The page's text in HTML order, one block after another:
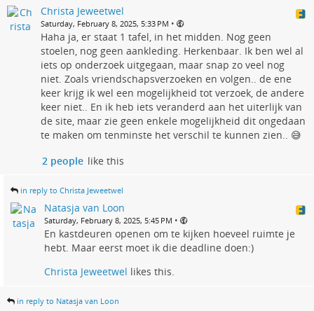
Christa Jeweetwel
Saturday, February 8, 2025, 5:33 PM •
Haha ja, er staat 1 tafel, in het midden. Nog geen
stoelen, nog geen aankleding. Herkenbaar. Ik ben wel al
iets op onderzoek uitgegaan, maar snap zo veel nog
niet. Zoals vriendschapsverzoeken en volgen.. de ene
keer krijg ik wel een mogelijkheid tot verzoek, de andere
keer niet.. En ik heb iets veranderd aan het uiterlijk van
de site, maar zie geen enkele mogelijkheid dit ongedaan
te maken om tenminste het verschil te kunnen zien.. 😅
2 people like this
in reply to Christa Jeweetwel
Natasja van Loon
Saturday, February 8, 2025, 5:45 PM •
En kastdeuren openen om te kijken hoeveel ruimte je
hebt. Maar eerst moet ik die deadline doen:)
Christa Jeweetwel likes this.
in reply to Natasja van Loon